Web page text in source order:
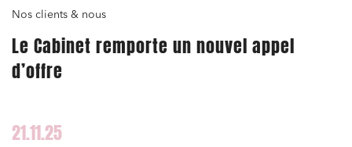
Nos clients & nous
Le Cabinet remporte un nouvel appel
d’offre
21.11.25
Commande publique
Projets immobiliers
Environnement
Banque finance et assurance